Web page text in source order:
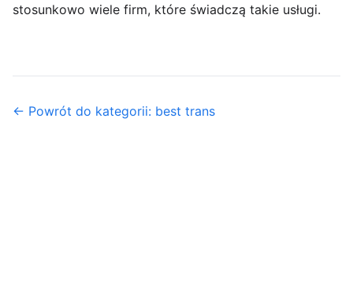
stosunkowo wiele firm, które świadczą takie usługi.
← Powrót do kategorii: best trans